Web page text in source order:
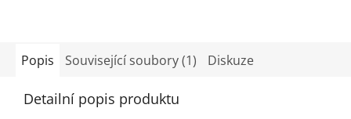
Popis Související soubory (1) Diskuze
Detailní popis produktu